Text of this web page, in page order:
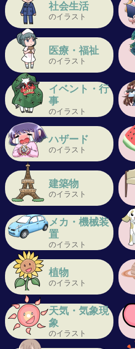
社会生活
のイラスト
医療・福祉
のイラスト
イベント・行
事
のイラスト
ハザード
のイラスト
建築物
のイラスト
メカ・機械装
置
のイラスト
植物
のイラスト
天気・気象現
象
のイラスト